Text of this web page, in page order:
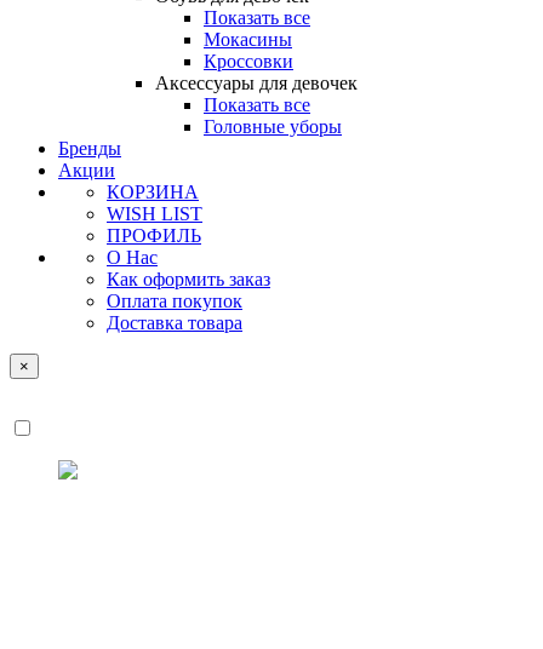
Показать все
Мокасины
Кроссовки
Аксессуары для девочек
Показать все
Головные уборы
Бренды
Акции
КОРЗИНА
WISH LIST
ПРОФИЛЬ
О Нас
Как оформить заказ
Оплата покупок
Доставка товара
×